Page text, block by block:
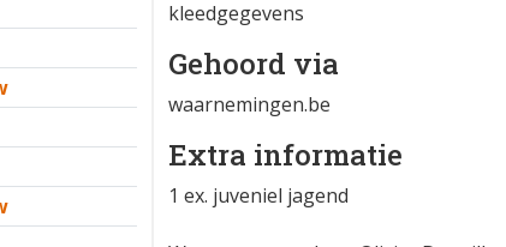
kleedgegevens
Gehoord via
waarnemingen.be
Extra informatie
1 ex. juveniel jagend